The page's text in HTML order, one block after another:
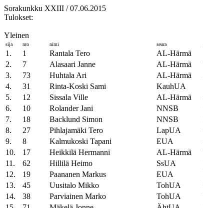
Sorakunkku XXIII / 07.06.2015
Tulokset:
Yleinen
sija nro nimi seura
1. 1 Rantala Tero AL-Härmä
2.
7 Alasaari Janne AL-Härmä
3.
73 Huhtala Ari AL-Härmä
4.
31 Rinta-Koski Sami KauhUA
5.
12 Sissala Ville AL-Härmä
6.
10 Rolander Jani NNSB
7.
18 Backlund Simon NNSB
8.
27 Pihlajamäki Tero LapUA
9.
8 Kalmukoski Tapani EUA
10.
17 Heikkilä Hermanni AL-Härmä
11.
62 Hillilä Heimo SsUA
12.
19 Paananen Markus EUA
13.
45 Uusitalo Mikko TohUA
14.
38 Parviainen Marko TohUA